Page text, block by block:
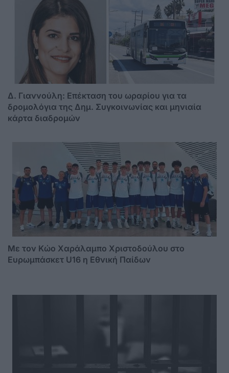
Δ. Γιαννούλη: Επέκταση του ωραρίου για τα
δρομολόγια της Δημ. Συγκοινωνίας και μηνιαία
κάρτα διαδρομών
Με τον Κώο Χαράλαμπο Χριστοδούλου στο
Ευρωμπάσκετ U16 η Εθνική Παίδων